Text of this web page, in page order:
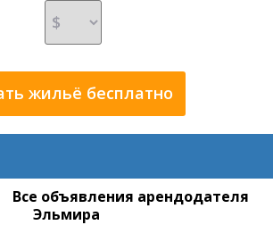
жильё бесплатно
Все объявления арендодателя
Эльмира